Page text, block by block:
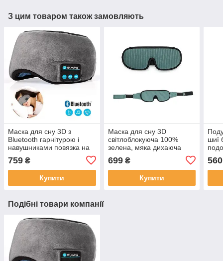
З цим товаром також замовляють
Маска для сну 3D з
Bluetooth гарнітурою і
навушниками повязка на
подорожей йоги літака
759 ₴
Купити
Маска для сну 3D
світлоблокуюча 100%
зелена, мяка дихаюча
контурна для відпочинку
подорожей йоги літака
699₴
Купити
шиї
U-
560
Подібні товари компанії